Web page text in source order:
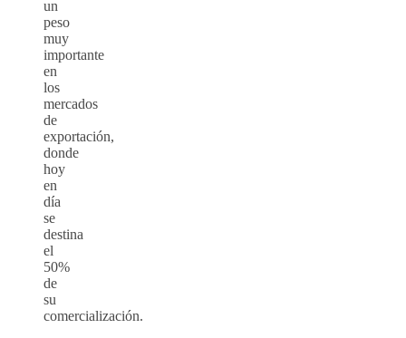
un
peso
muy
importante
en
los
mercados
de
exportación,
donde
hoy
en
día
se
destina
el
50%
de
su
comercialización.